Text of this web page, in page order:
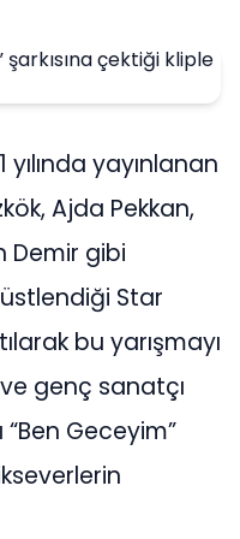
yılında yayınlanan
Ajda Pekkan,
Demir gibi
Star
bu yarışmayı
genç sanatçı
“Ben Geceyim”